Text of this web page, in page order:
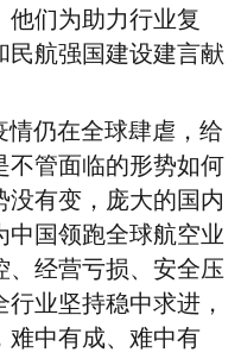
他们为助力行业复
民航强国建设建言献
情仍在全球肆虐，给
不管面临的形势如何
没有变，庞大的国内
中国领跑全球航空业
、经营亏损、安全压
业坚持稳中求进，
难中有成、难中有